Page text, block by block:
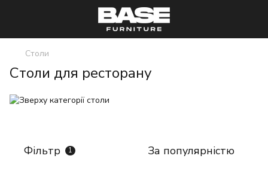
Столи
Столи для ресторану
Фільтр 1 За популярністю